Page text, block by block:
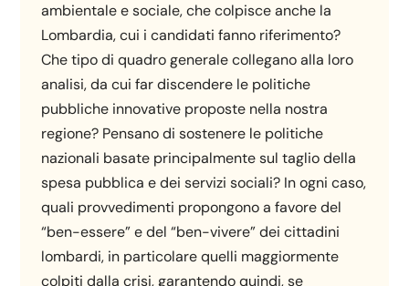
ambientale e sociale, che colpisce anche la
Lombardia, cui i candidati fanno riferimento?
Che tipo di quadro generale collegano alla loro
analisi, da cui far discendere le politiche
pubbliche innovative proposte nella nostra
regione? Pensano di sostenere le politiche
nazionali basate principalmente sul taglio della
spesa pubblica e dei servizi sociali? In ogni caso,
quali provvedimenti propongono a favore del
“ben-essere” e del “ben-vivere” dei cittadini
lombardi, in particolare quelli maggiormente
colpiti dalla crisi, garantendo quindi, se